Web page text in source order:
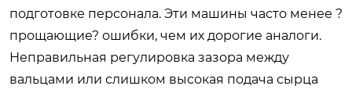
подготовке персонала. Эти машины часто менее ?
прощающие? ошибки, чем их дорогие аналоги.
Неправильная регулировка зазора между
вальцами или слишком высокая подача сырца